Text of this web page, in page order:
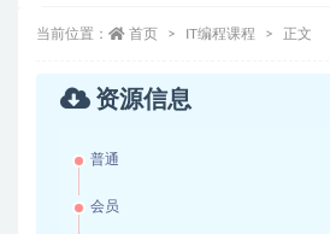
当前位置： 首页 IT编程课程 正文
资源信息
普通
会员